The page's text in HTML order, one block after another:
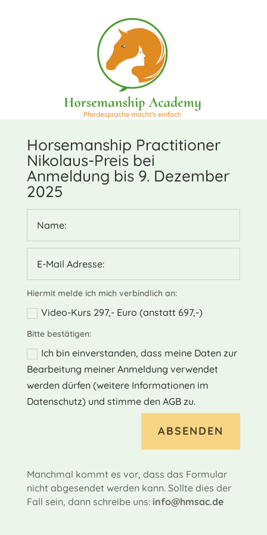
Horsemanship Practitioner
Nikolaus-Preis bei
Anmeldung bis 9. Dezember
2025
Hiermit melde ich mich verbindlich an:
Video-Kurs 297,- Euro (anstatt 697,-)
Bitte bestätigen:
Ich bin einverstanden, dass meine Daten zur
Bearbeitung meiner Anmeldung verwendet
werden dürfen (weitere Informationen im
Datenschutz) und stimme den AGB zu.
ABSENDEN
Manchmal kommt es vor, dass das Formular
nicht abgesendet werden kann. Sollte dies der
Fall sein, dann schreibe uns: info@hmsac.de